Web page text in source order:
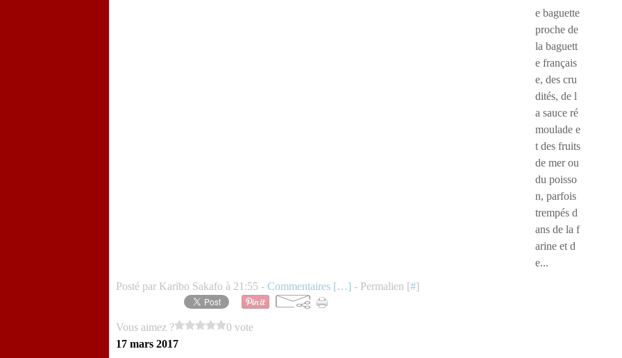
e baguette
proche de
la baguett
e français
e, des cru
dités, de l
a sauce ré
moulade e
t des fruits
de mer ou
du poisso
n, parfois
trempés d
ans de la f
arine et d
e...
Posté par Karibo Sakafo à 21:55 - Commentaires […] - Permalien [#]
Vous aimez ?
0 vote
17 mars 2017